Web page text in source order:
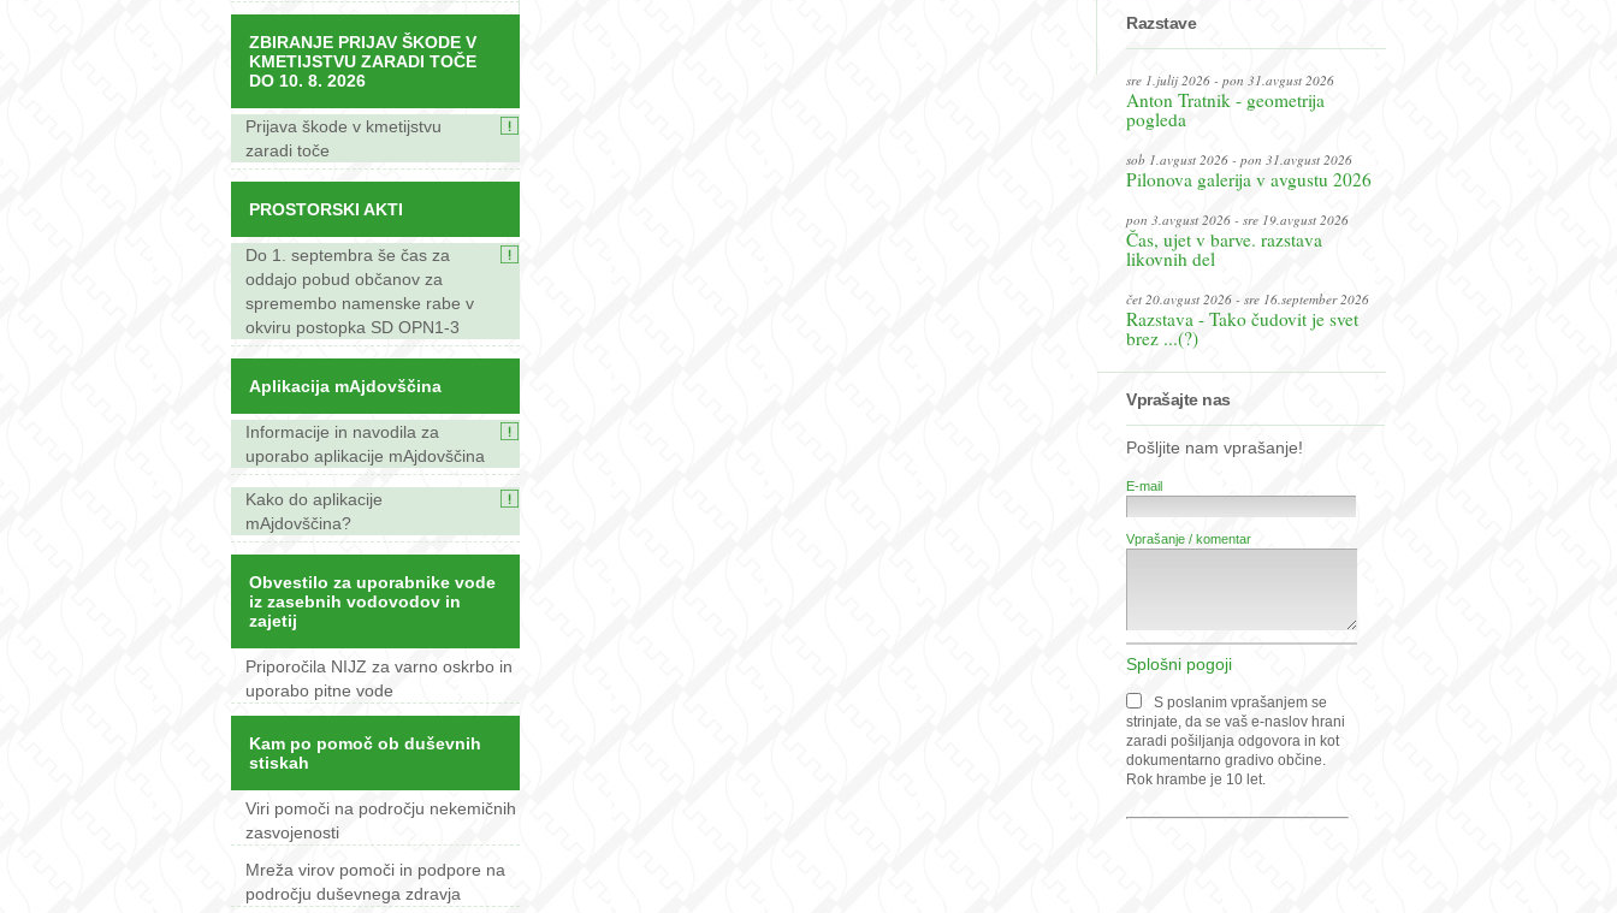
ZBIRANJE PRIJAV ŠKODE V
KMETIJSTVU ZARADI TOČE
DO 10. 8. 2026
Prijava škode v kmetijstvu
zaradi toče
PROSTORSKI AKTI
Do 1. septembra še čas za
oddajo pobud občanov za
spremembo namenske rabe v
okviru postopka SD OPN1-3
Aplikacija mAjdovščina
Informacije in navodila za
uporabo aplikacije mAjdovščina
Kako do aplikacije
mAjdovščina?
Obvestilo za uporabnike vode
iz zasebnih vodovodov in
zajetij
Priporočila NIJZ za varno oskrbo in
uporabo pitne vode
Kam po pomoč ob duševnih
stiskah
Viri pomoči na področju nekemičnih
zasvojenosti
Mreža virov pomoči in podpore na
področju duševnega zdravja
Razstave
sre 1.julij 2026 - pon 31.avgust 2026
Anton Tratnik - geometrija
pogleda
sob 1.avgust 2026 - pon 31.avgust 2026
Pilonova galerija v avgustu 2026
pon 3.avgust 2026 - sre 19.avgust 2026
Čas, ujet v barve. razstava
likovnih del
čet 20.avgust 2026 - sre 16.september 2026
Razstava - Tako čudovit je svet
brez ...(?)
Vprašajte nas
Pošljite nam vprašanje!
E-mail
Vprašanje / komentar
Splošni pogoji
S poslanim vprašanjem se
strinjate, da se vaš e-naslov hrani
zaradi pošiljanja odgovora in kot
dokumentarno gradivo občine.
Rok hrambe je 10 let.